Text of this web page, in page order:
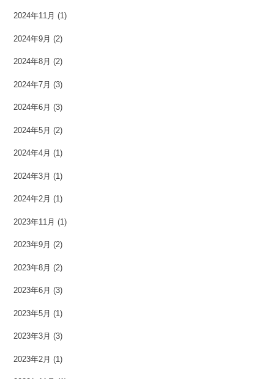
2024年11月 (1)
2024年9月 (2)
2024年8月 (2)
2024年7月 (3)
2024年6月 (3)
2024年5月 (2)
2024年4月 (1)
2024年3月 (1)
2024年2月 (1)
2023年11月 (1)
2023年9月 (2)
2023年8月 (2)
2023年6月 (3)
2023年5月 (1)
2023年3月 (3)
2023年2月 (1)